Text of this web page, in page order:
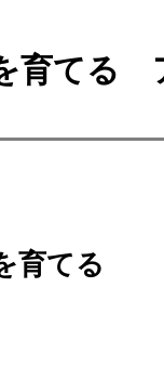
育てる
育てる